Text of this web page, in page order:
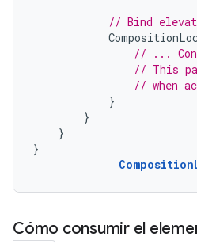
// Bind
// ...
// This
// when
}
}
}
}
Cómo consumir el